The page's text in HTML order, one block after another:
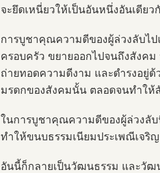
จะยึดเหนี่ยวให้เป็นอันหนึ่งอันเดีย
การบูชาคุณความดีของผู้ล่วงลับไ
ครอบครัว ขยายออกไปจนถึงสังค
ถ่ายทอดความดีงาม และดำรงอยู่
มรดกของสังคมนั้น ตลอดจนทำใ
ในการบูชาคุณความดีของผู้ล่วงลับนี้
ทำให้ขนบธรรมเนียมประเพณีเจ
อันนี้ก็กลายเป็นวัฒนธรรม และวัฒ